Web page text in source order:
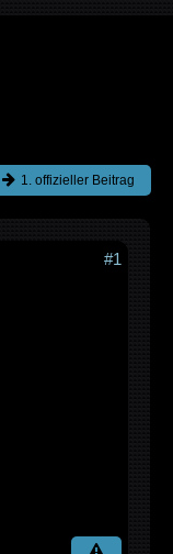
1. offizieller Beitrag
#1